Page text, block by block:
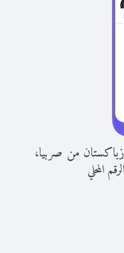
من صربيا،
الرقم المحلي